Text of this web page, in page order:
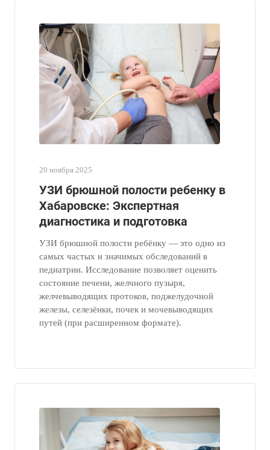
20 ноября 2025
УЗИ брюшной полости ребенку в
Хабаровске: Экспертная
диагностика и подготовка
УЗИ брюшной полости ребёнку — это одно из
самых частых и значимых обследований в
педиатрии. Исследование позволяет оценить
состояние печени, желчного пузыря,
желчевыводящих протоков, поджелудочной
железы, селезёнки, почек и мочевыводящих
путей (при расширенном формате).